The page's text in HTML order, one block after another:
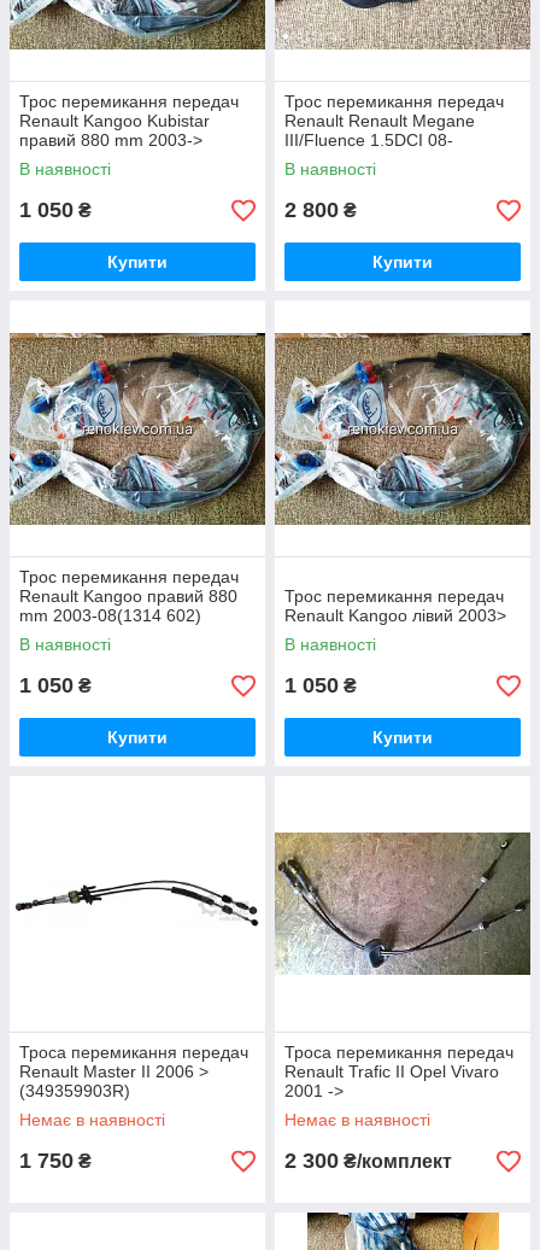
Трос перемикання передач
Renault Kangoo Kubistar
правий 880 mm 2003->
В наявності
1 050 ₴
Купити
Трос перемикання передач
Renault Renault Megane
III/Fluence 1.5DCI 08-
В наявності
2 800 ₴
Купити
Трос перемикання передач
Renault Kangoo правий 880
mm 2003-08(1314 602)
В наявності
1 050 ₴
Купити
Трос перемикання передач
Renault Kangoo лівий 2003>
В наявності
1 050 ₴
Купити
Троса перемикання передач
Renault Master II 2006 >
(349359903R)
Немає в наявності
1 750 ₴
Троса перемикання передач
Renault Trafic II Opel Vivaro
2001 ->
Немає в наявності
2 300 ₴/комплект